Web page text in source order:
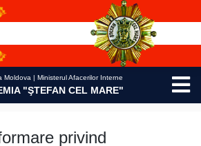
Moldova | Ministerul Afacerilor Interne
"ŞTEFAN CEL MARE"
privind